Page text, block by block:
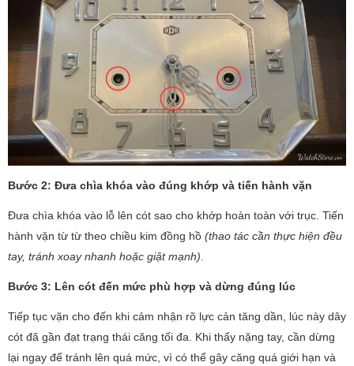
Bước 2: Đưa chìa khóa vào đúng khớp và tiến hành vặn
Đưa chìa khóa vào lỗ lên cót sao cho khớp hoàn toàn với trục. Tiến
hành vặn từ từ theo chiều kim đồng hồ (thao tác cần thực hiện đều
tay, tránh xoay nhanh hoặc giật mạnh)
Bước 3: Lên cót đến mức phù hợp và dừng đúng lúc
Tiếp tục vặn cho đến khi cảm nhận rõ lực cản tăng dần, lúc này dây
cót đã gần đạt trạng thái căng tối đa. Khi thấy nặng tay, cần dừng
lại ngay để tránh lên quá mức, vì có thể gây căng quá giới hạn và